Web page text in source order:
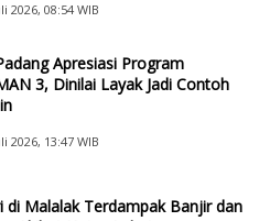
2026, 08:54 WIB
Apresiasi Program
3, Dinilai Layak Jadi Contoh
2026, 13:47 WIB
di Malalak Terdampak Banjir dan